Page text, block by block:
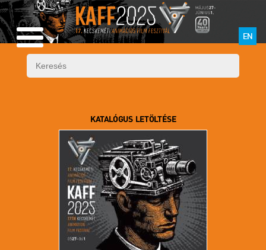
EN
KATALÓGUS LETÖLTÉSE